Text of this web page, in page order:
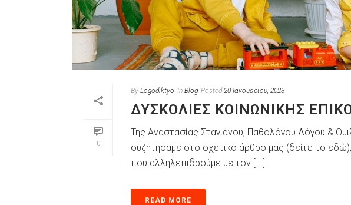
0
By Logodiktyo In Blog Posted 20 Ιανουαρίου, 2023
ΔΥΣΚΟΛΙΕΣ ΚΟΙΝΩΝΙΚΗΣ
Της Αναστασίας Σταγιάνου, Παθολόγου Λόγου &
συζητήσαμε στο σχετικό άρθρο μας (δείτε το εδώ),
που αλληλεπιδρούμε με τον [...]
READ MORE